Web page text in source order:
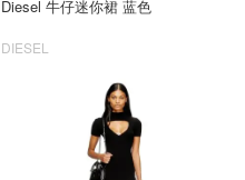
Diesel 牛仔迷你裙 蓝色
DIESEL